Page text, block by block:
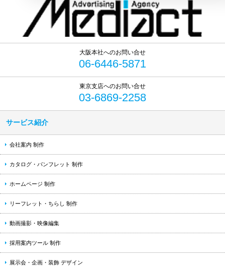
06-6446-5871
03-6869-2258
サービス紹介
会社案内 制作
カタログ・パンフレット 制作
ホームページ 制作
リーフレット・ちらし 制作
動画撮影・映像編集
採用案内ツール 制作
展示会・企画・装飾 デザイン